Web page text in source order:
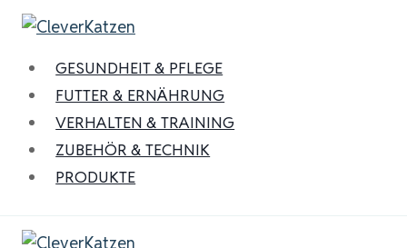
Zum
Inhalt
springenGESUNDHEIT & PFLEGE
FUTTER & ERNÄHRUNG
VERHALTEN & TRAINING
ZUBEHÖR & TECHNIK
PRODUKTE